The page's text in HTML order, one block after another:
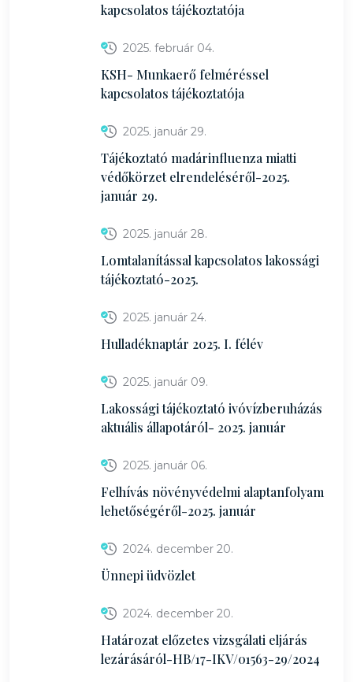
kapcsolatos tájékoztatója
2025. február 04.
KSH- Munkaerő felméréssel
kapcsolatos tájékoztatója
2025. január 29.
Tájékoztató madárinfluenza miatti
védőkörzet elrendeléséről-2025.
január 29.
2025. január 28.
Lomtalanítással kapcsolatos lakossági
tájékoztató-2025.
2025. január 24.
Hulladéknaptár 2025. I. félév
2025. január 09.
Lakossági tájékoztató ivóvízberuházás
aktuális állapotáról- 2025. január
2025. január 06.
Felhívás növényvédelmi alaptanfolyam
lehetőségéről-2025. január
2024. december 20.
Ünnepi üdvözlet
2024. december 20.
Határozat előzetes vizsgálati eljárás
lezárásáról-HB/17-IKV/01563-29/2024